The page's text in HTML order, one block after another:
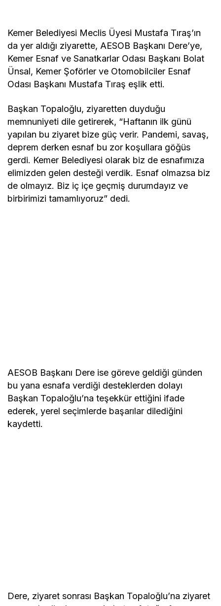
Kemer Belediyesi Meclis Üyesi Mustafa Tıraş’ın
da yer aldığı ziyarette, AESOB Başkanı Dere’ye,
Kemer Esnaf ve Sanatkarlar Odası Başkanı Bolat
Ünsal, Kemer Şoförler ve Otomobilciler Esnaf
Odası Başkanı Mustafa Tıraş eşlik etti.
Başkan Topaloğlu, ziyaretten duyduğu
memnuniyeti dile getirerek, “Haftanın ilk günü
yapılan bu ziyaret bize güç verir. Pandemi, savaş,
deprem derken esnaf bu zor koşullara göğüs
gerdi. Kemer Belediyesi olarak biz de esnafımıza
elimizden gelen desteği verdik. Esnaf olmazsa biz
de olmayız. Biz iç içe geçmiş durumdayız ve
birbirimizi tamamlıyoruz” dedi.
AESOB Başkanı Dere ise göreve geldiği günden
bu yana esnafa verdiği desteklerden dolayı
Başkan Topaloğlu’na teşekkür ettiğini ifade
ederek, yerel seçimlerde başarılar dilediğini
kaydetti.
Dere, ziyaret sonrası Başkan Topaloğlu’na ziyaret